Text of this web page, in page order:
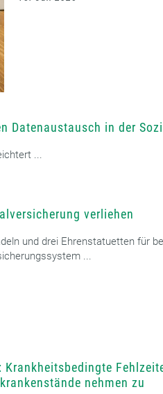
Datenaustausch in der
...
verliehen
und drei Ehrenstatuetten für
...
Krankheitsbedingte
nehmen zu